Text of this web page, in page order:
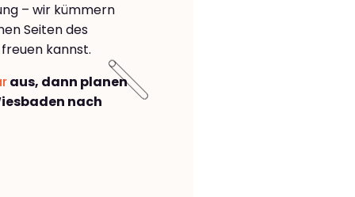
– wir kümmern
Seiten des
kannst.
aus, dann planen
nach